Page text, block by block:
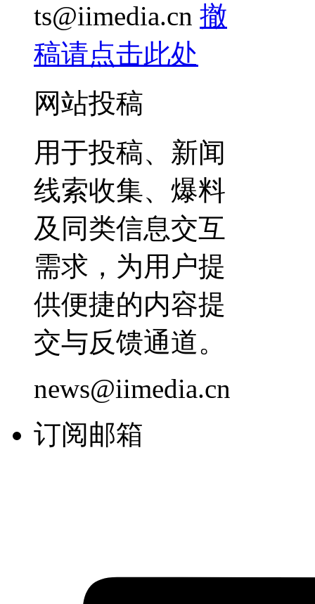
ts@iimedia.cn 撤
稿请点击此处
网站投稿
用于投稿、新闻
线索收集、爆料
及同类信息交互
需求，为用户提
供便捷的内容提
交与反馈通道。
news@iimedia.cn
订阅邮箱